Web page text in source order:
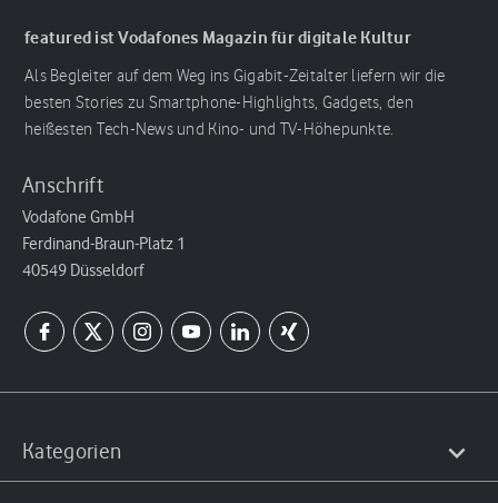
featured ist Vodafones Magazin für digitale Kultur
Als Begleiter auf dem Weg ins Gigabit-Zeitalter liefern wir die
besten Stories zu Smartphone-Highlights, Gadgets, den
heißesten Tech-News und Kino- und TV-Höhepunkte.
Anschrift
Vodafone GmbH
Ferdinand-Braun-Platz 1
40549 Düsseldorf
Kategorien